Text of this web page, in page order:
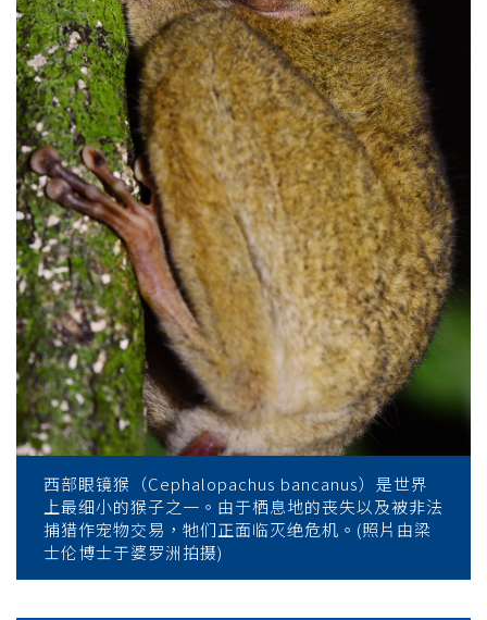
西部眼镜猴（Cephalopachus bancanus）是世界
上最细小的猴子之一。由于栖息地的丧失以及被非法
捕猎作宠物交易，牠们正面临灭绝危机。(照片由梁
士伦博士于婆罗洲拍摄)